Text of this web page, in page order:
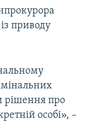
приводу
рішення про
особі», –